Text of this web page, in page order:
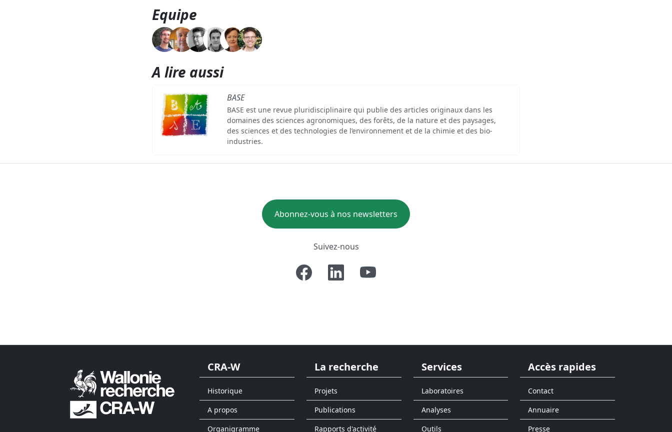
Equipe
A lire aussi
BASE
BASE est une revue pluridisciplinaire qui publie des articles originaux dans les
domaines des sciences agronomiques, des forêts, de la nature et des paysages,
des sciences et des technologies de l’environnement et de la chimie et des bio-
industries.
Abonnez-vous à nos newsletters
Suivez-nous
CRA-W
Historique
A propos
Organigramme
La recherche
Projets
Publications
Rapports d'activité
Services
Laboratoires
Analyses
Outils
Accès rapides
Contact
Annuaire
Presse